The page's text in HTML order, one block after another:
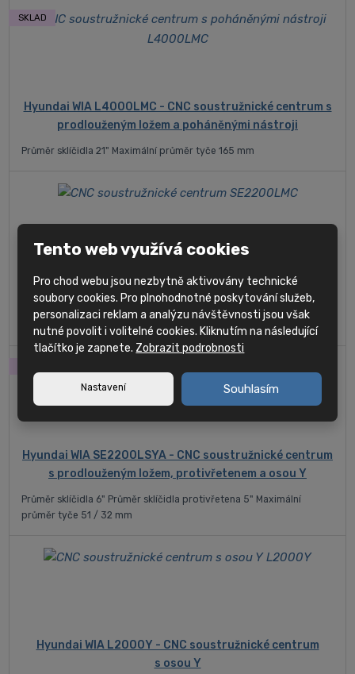
Hyundai WIA L4000LMC - CNC soustružnické centrum s
prodlouženým ložem a poháněnými nástroji
SKLAD
Průměr sklíčidla 21" Maximální průměr tyče 165 mm
Hyundai WIA SE2200LMC - CNC soustružnické centrum
s prodlouženým ložem a poháněnými nástroji
Průměr sklíčidla 10" Maximální průměr tyče 81 mm
Hyundai WIA SE2200LSYA - CNC soustružnické centrum
s prodlouženým ložem, protivřetenem a osou Y
Průměr sklíčidla 6" Průměr sklíčidla protivřetena 5" Maximální
průměr tyče 51 / 32 mm
Hyundai WIA L2000Y - CNC soustružnické centrum
s osou Y
Tento web využívá cookies
Pro chod webu jsou nezbytně aktivovány technické
soubory cookies. Pro plnohodnotné poskytování služeb,
personalizaci reklam a analýzu návštěvnosti jsou však
nutné povolit i volitelné cookies. Kliknutím na následující
tlačítko je zapnete. Zobrazit podrobnosti
Nastavení Souhlasím